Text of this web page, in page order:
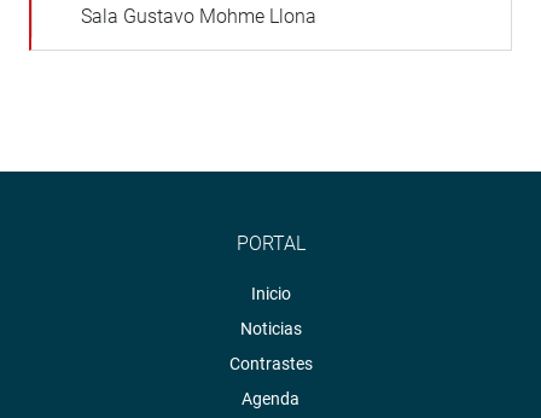
Sala Gustavo Mohme Llona
PORTAL
Inicio
Noticias
Contrastes
Agenda